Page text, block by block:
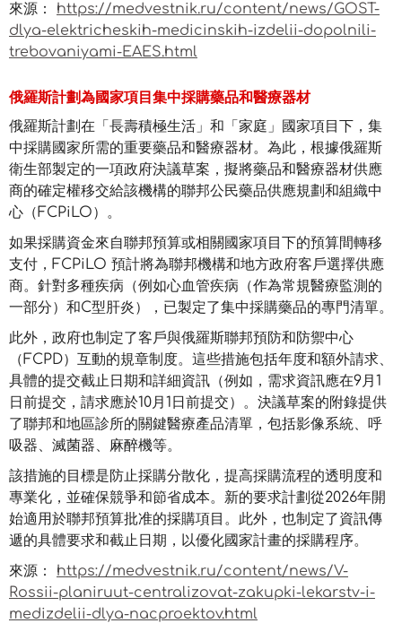
來源： https://medvestnik.ru/content/news/GOST-
dlya-elektricheskih-medicinskih-izdelii-dopolnili-
trebovaniyami-EAES.html
俄羅斯計劃為國家項目集中採購藥品和醫療器材
俄羅斯計劃在「長壽積極生活」和「家庭」國家項目下，集
中採購國家所需的重要藥品和醫療器材。為此，根據俄羅斯
衛生部製定的一項政府決議草案，擬將藥品和醫療器材供應
商的確定權移交給該機構的聯邦公民藥品供應規劃和組織中
心（FCPiLO）。
如果採購資金來自聯邦預算或相關國家項目下的預算間轉移
支付，FCPiLO 預計將為聯邦機構和地方政府客戶選擇供應
商。針對多種疾病（例如心血管疾病（作為常規醫療監測的
一部分）和C型肝炎），已製定了集中採購藥品的專門清單。
此外，政府也制定了客戶與俄羅斯聯邦預防和防禦中心
（FCPD）互動的規章制度。這些措施包括年度和額外請求、
具體的提交截止日期和詳細資訊（例如，需求資訊應在9月1
日前提交，請求應於10月1日前提交）。決議草案的附錄提供
了聯邦和地區診所的關鍵醫療產品清單，包括影像系統、呼
吸器、滅菌器、麻醉機等。
該措施的目標是防止採購分散化，提高採購流程的透明度和
專業化，並確保競爭和節省成本。新的要求計劃從2026年開
始適用於聯邦預算批准的採購項目。此外，也制定了資訊傳
遞的具體要求和截止日期，以優化國家計畫的採購程序。
來源： https://medvestnik.ru/content/news/V-
Rossii-planiruut-centralizovat-zakupki-lekarstv-i-
medizdelii-dlya-nacproektov.html